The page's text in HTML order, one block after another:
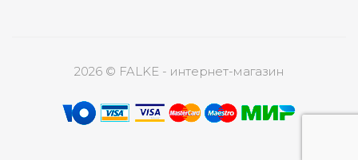
2026 © FALKE - интернет-магазин